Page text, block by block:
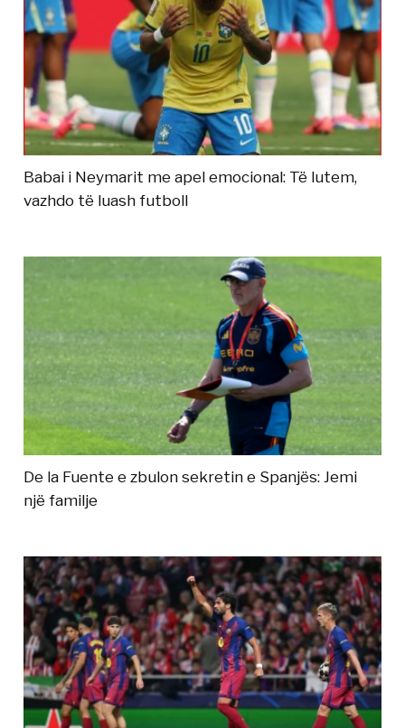
Babai i Neymarit me apel emocional: Të lutem,
vazhdo të luash futboll
De la Fuente e zbulon sekretin e Spanjës: Jemi
një familje